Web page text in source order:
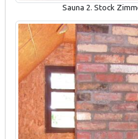
Sauna 2. Stock